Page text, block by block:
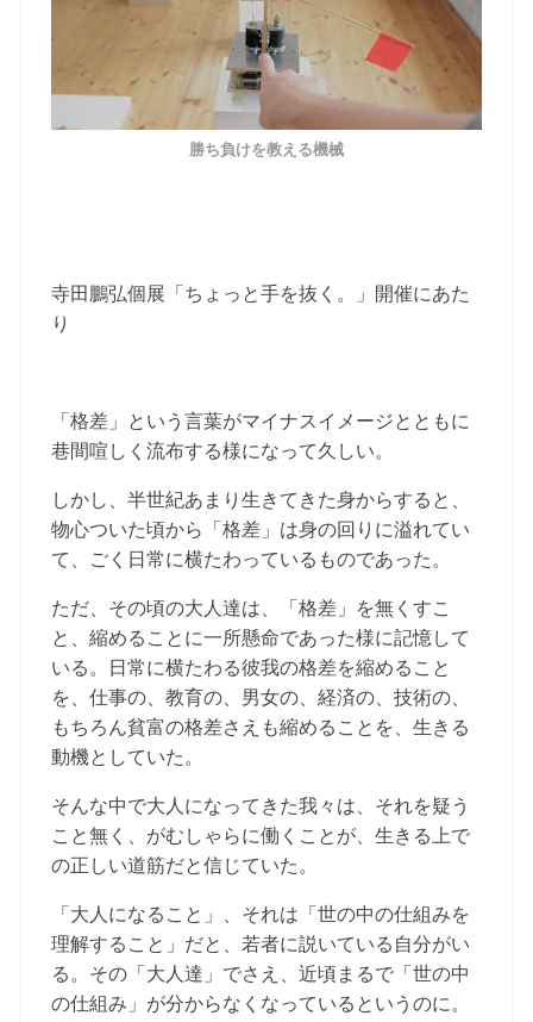
勝ち負けを教える機械
寺田鵬弘個展「ちょっと手を抜く。」開催にあた
り
「格差」という言葉がマイナスイメージとともに
巷間喧しく流布する様になって久しい。
しかし、半世紀あまり生きてきた身からすると、
物心ついた頃から「格差」は身の回りに溢れてい
て、ごく日常に横たわっているものであった。
ただ、その頃の大人達は、「格差」を無くすこ
と、縮めることに一所懸命であった様に記憶して
いる。日常に横たわる彼我の格差を縮めること
を、仕事の、教育の、男女の、経済の、技術の、
もちろん貧富の格差さえも縮めることを、生きる
動機としていた。
そんな中で大人になってきた我々は、それを疑う
こと無く、がむしゃらに働くことが、生きる上で
の正しい道筋だと信じていた。
「大人になること」、それは「世の中の仕組みを
理解すること」だと、若者に説いている自分がい
る。その「大人達」でさえ、近頃まるで「世の中
の仕組み」が分からなくなっているというのに。